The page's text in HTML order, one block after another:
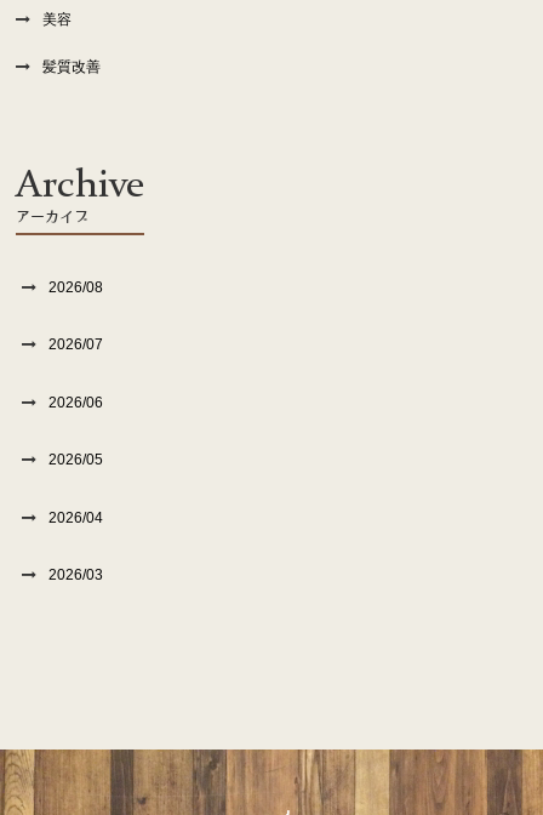
美容
髪質改善
Archive
アーカイブ
2026/08
2026/07
2026/06
2026/05
2026/04
2026/03